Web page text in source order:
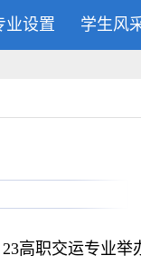
业设置 学生风
职交运专业举